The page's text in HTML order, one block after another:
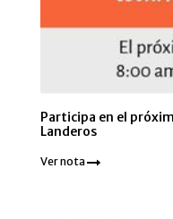
Participa en el
Landeros
Ver nota